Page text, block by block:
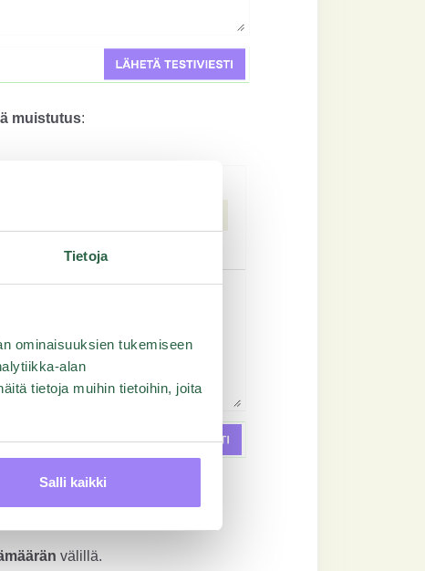
Tietoja
ominaisuuksien tukemiseen
alan
tietoja muihin tietoihin, joita
Salli kaikki
muistutus:
välillä.